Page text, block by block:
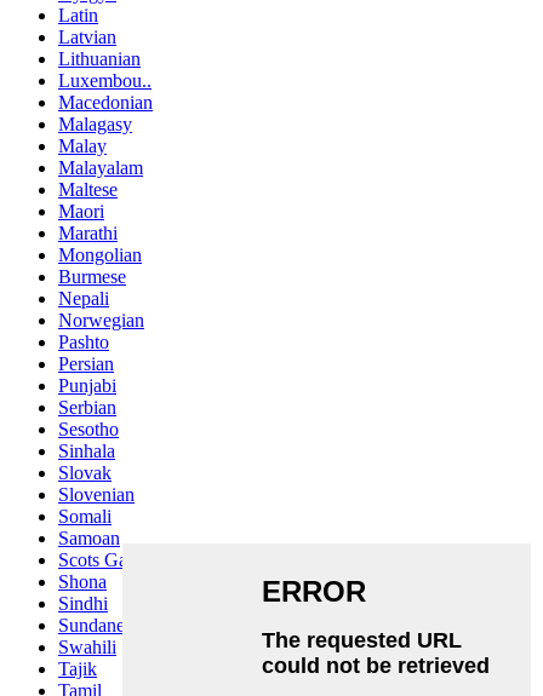
Latin
Latvian
Lithuanian
Luxembou..
Macedonian
Malagasy
Malay
Malayalam
Maltese
Maori
Marathi
Mongolian
Burmese
Nepali
Norwegian
Pashto
Persian
Punjabi
Serbian
Sesotho
Sinhala
Slovak
Slovenian
Somali
Samoan
Scots Gaelic
Shona
Sindhi
Sundanese
Swahili
Tajik
Tamil